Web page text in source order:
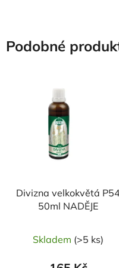
Podobné
Divizna velkokvětá
50ml NADĚJE
Skladem (>5 ks)